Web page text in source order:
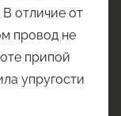
В отличие от
провод не
припой
упругости